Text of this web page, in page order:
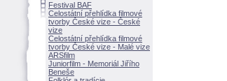
Festival BAF
Celostátní přehlídka filmové
tvorby České vize - České
vize
Celostátní přehlídka filmové
tvorby České vize - Malé vize
ARSfilm
Juniorfilm - Memoriál Jiřího
Beneše